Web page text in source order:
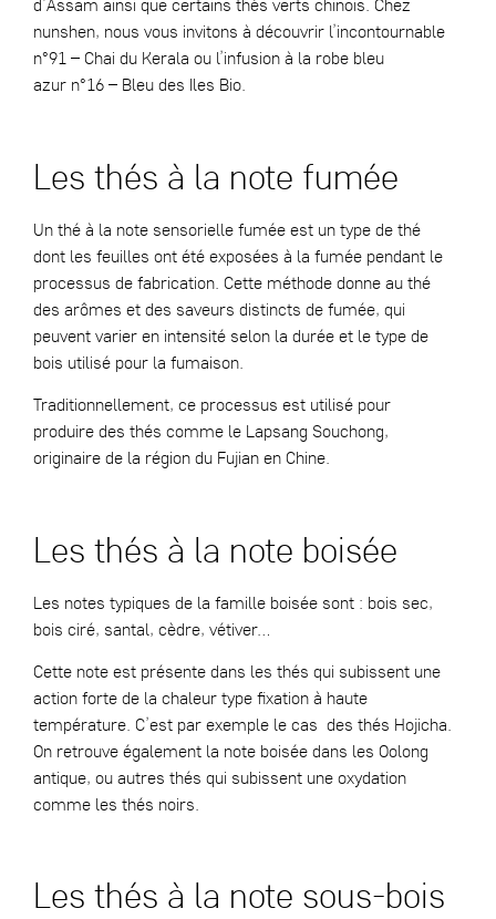
d’Assam ainsi que certains thés verts chinois. Chez
nunshen, nous vous invitons à découvrir l’incontournable
n°91 – Chai du Kerala ou l’infusion à la robe bleu
azur n°16 – Bleu des Iles Bio.
Les thés à la note fumée
Un thé à la note sensorielle fumée est un type de thé
dont les feuilles ont été exposées à la fumée pendant le
processus de fabrication. Cette méthode donne au thé
des arômes et des saveurs distincts de fumée, qui
peuvent varier en intensité selon la durée et le type de
bois utilisé pour la fumaison.
Traditionnellement, ce processus est utilisé pour
produire des thés comme le Lapsang Souchong,
originaire de la région du Fujian en Chine.
Les thés à la note boisée
Les notes typiques de la famille boisée sont : bois sec,
bois ciré, santal, cèdre, vétiver…
Cette note est présente dans les thés qui subissent une
action forte de la chaleur type fixation à haute
température. C’est par exemple le cas des thés Hojicha.
On retrouve également la note boisée dans les Oolong
antique, ou autres thés qui subissent une oxydation
comme les thés noirs.
Les thés à la note sous-bois